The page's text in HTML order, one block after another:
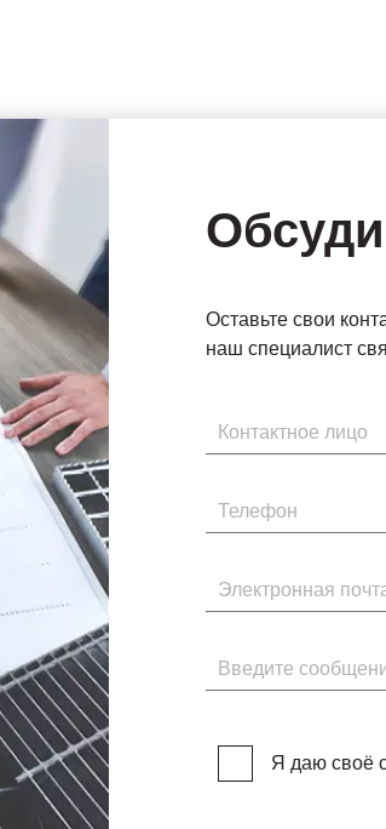
Оставьте свои
наш специалист
Имя
Телефон
Электронная почта
Введите сообщение
Я даю своё